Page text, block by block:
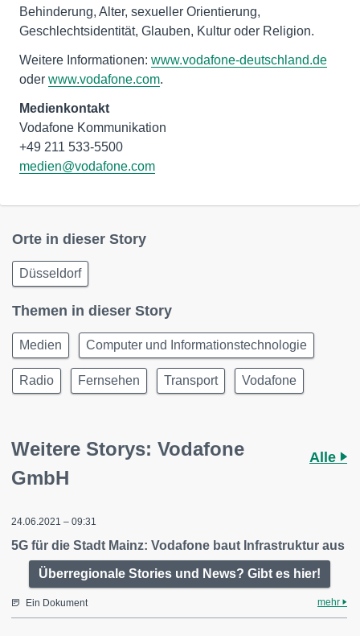
Behinderung, Alter, sexueller Orientierung,
Geschlechtsidentität, Glauben, Kultur oder Religion.
Weitere Informationen: www.vodafone-deutschland.de
oder www.vodafone.com.
Medienkontakt
Vodafone Kommunikation
medien@vodafone.com
Orte in dieser Story
Düsseldorf
Themen in dieser Story
Medien Computer und Informationstechnologie
Radio Fernsehen Transport Vodafone
Weitere Storys: Vodafone
GmbH
Alle
24.06.2021 – 09:31
5G für die Stadt Mainz: Vodafone baut Infrastruktur aus
Überregionale Stories und News? Gibt es hier!
Ein Dokument mehr